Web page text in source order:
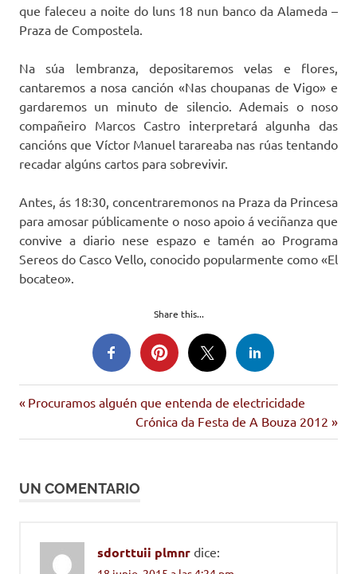
que faleceu a noite do luns 18 nun banco da Alameda –
Praza de Compostela.
Na súa lembranza, depositaremos velas e flores,
cantaremos a nosa canción «Nas choupanas de Vigo» e
gardaremos un minuto de silencio. Ademais o noso
compañeiro Marcos Castro interpretará algunha das
cancións que Víctor Manuel tarareaba nas rúas tentando
recadar algúns cartos para sobrevivir.
Antes, ás 18:30, concentraremonos na Praza da Princesa
para amosar públicamente o noso apoio á veciñanza que
convive a diario nese espazo e tamén ao Programa
Sereos do Casco Vello, conocido popularmente como «El
bocateo».
Share this...
Navegación
de
Entrada
Procuramos alguén que entenda de electricidade
Siguiente
entrada:
Crónica da Festa de A Bouza 2012
UN COMENTARIO
sdorttuii plmnr dice: